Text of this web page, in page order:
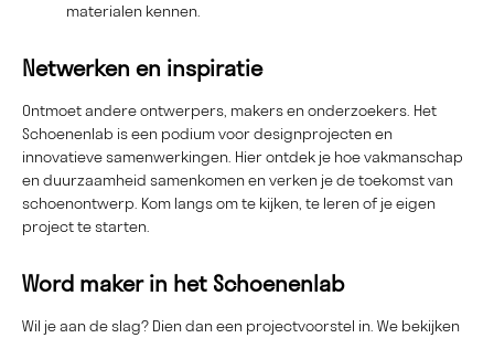
materialen kennen.
Netwerken en inspiratie
Ontmoet andere ontwerpers, makers en onderzoekers. Het
Schoenenlab is een podium voor designprojecten en
innovatieve samenwerkingen. Hier ontdek je hoe vakmanschap
en duurzaamheid samenkomen en verken je de toekomst van
schoenontwerp. Kom langs om te kijken, te leren of je eigen
project te starten.
Word maker in het Schoenenlab
Wil je aan de slag? Dien dan een projectvoorstel in. We bekijken